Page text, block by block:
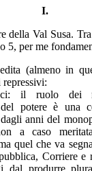
I.
della Val Susa.
5, per me
(almeno in
il ruolo dei
potere è una
anni del
a caso
quel che va
Corriere e
dal produrre